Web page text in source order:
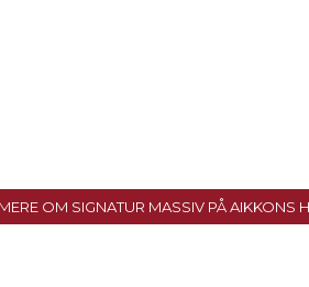
OM SIGNATUR MASSIV PÅ AIKKONS